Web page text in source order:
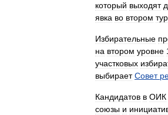
который выходят
явка во втором
Избирательные
на втором уровне
участковых
выбирает Совет
Кандидатов в ОИК
союзы и